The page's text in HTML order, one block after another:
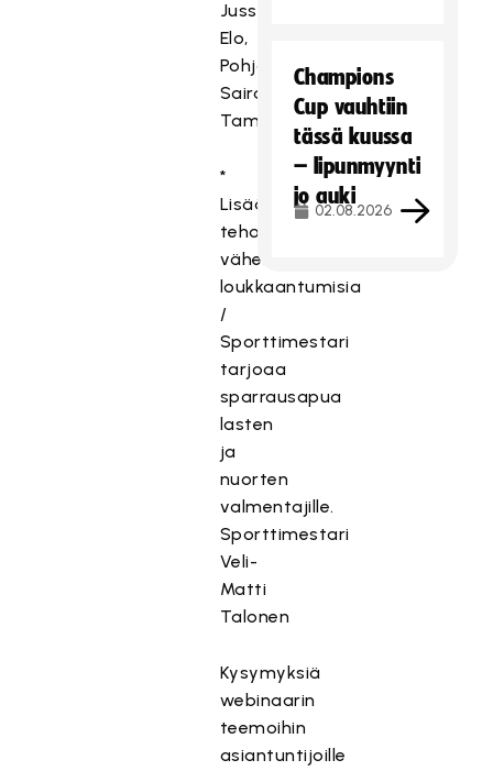
Jussi
Elo,
Pohjola
Sairaala,
Tampere
*
Lisää
tehoa,
vähemmän
loukkaantumisia
/
Sporttimestari
tarjoaa
sparrausapua
lasten
ja
nuorten
valmentajille.
Sporttimestari
Veli-
Matti
Talonen
Kysymyksiä
webinaarin
teemoihin
asiantuntijoille
Champions
Cup vauhtiin
tässä kuussa
– lipunmyynti
jo auki
02.08.2026